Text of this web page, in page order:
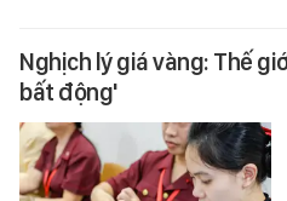
Nghịch lý giá vàng: Thế
bất động'